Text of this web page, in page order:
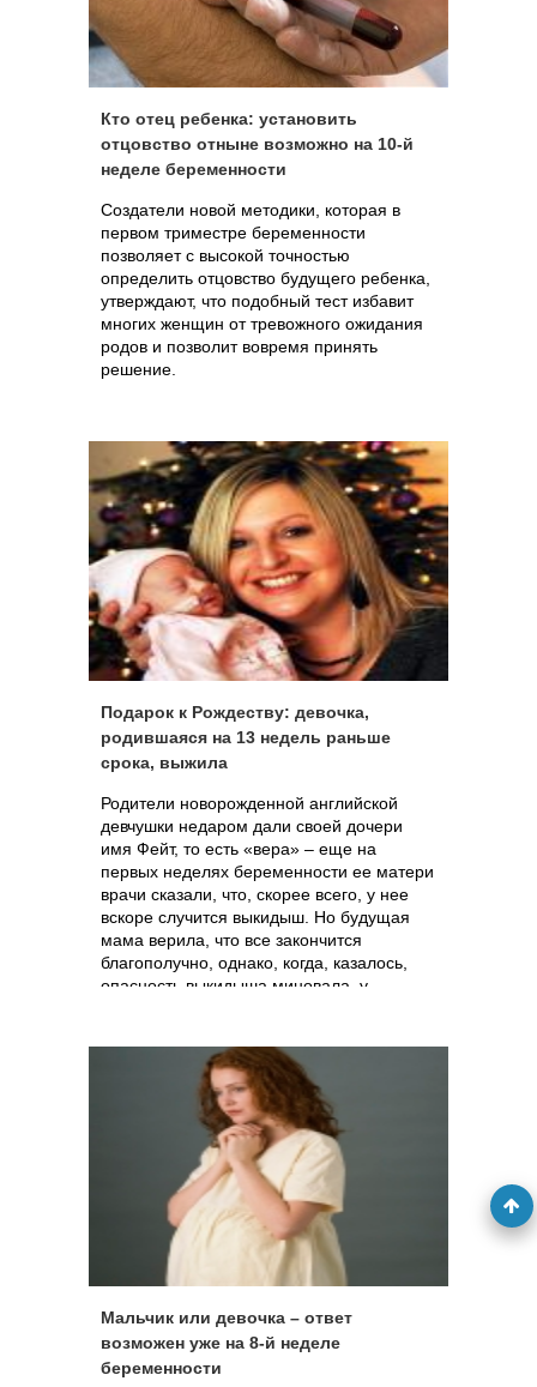
Кто отец ребенка: установить
отцовство отныне возможно на 10-й
неделе беременности
Создатели новой методики, которая в
первом триместре беременности
позволяет с высокой точностью
определить отцовство будущего ребенка,
утверждают, что подобный тест избавит
многих женщин от тревожного ожидания
родов и позволит вовремя принять
решение.
Подарок к Рождеству: девочка,
родившаяся на 13 недель раньше
срока, выжила
Родители новорожденной английской
девчушки недаром дали своей дочери
имя Фейт, то есть «вера» – еще на
первых неделях беременности ее матери
врачи сказали, что, скорее всего, у нее
вскоре случится выкидыш. Но будущая
мама верила, что все закончится
благополучно, однако, когда, казалось,
опасность выкидыша миновала, у
на свет на целых 13 недель раньше
срока. Девочка весила всего 850 граммов,
и акушеры предупредили мать о том, что
ребенок вряд ли выживет. И снова мать
верила в лучшее, и усилия врачей
оказались не напрасными – мать и
окрепший бодрый ребенок вернутся
домой к Рождеству: именно в тот день,
когда малышка, родись она доношенной,
и должна была появиться на свет.
Мальчик или девочка – ответ
возможен уже на 8-й неделе
беременности